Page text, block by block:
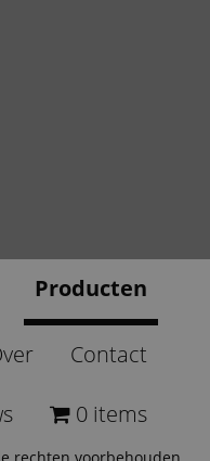
Producten
Contact
0 items